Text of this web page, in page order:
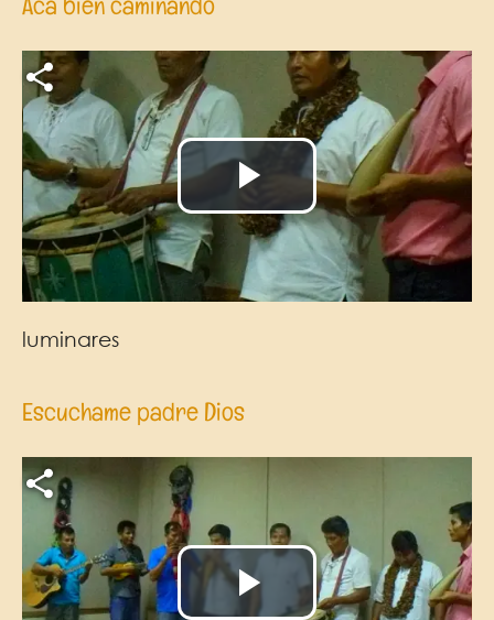
Archivo de vídeo
Reproducir
Vídeo
Aca bien caminando
luminares
Archivo de vídeo
Escuchame padre Dios